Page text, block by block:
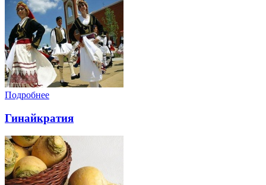
Подробнее
Гинайкратия